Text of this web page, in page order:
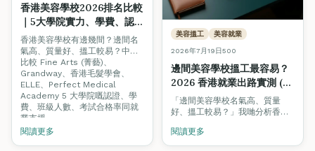
香港美容學校2026排名比較
｜5大學院實力、學費、認
證、搵工支援全面對照
香港美容學校有邊幾間？邊間名
氣高、質量好、搵工較易？中立
比較 Fine Arts (菁藝)、
Grandway、香港毛髮學會、
ELLE、Perfect Medical
Academy 5 大學院嘅認證、學
費、班級人數、考試合格率同就
業支援。
閱讀更多
美容搵工 美容就業
2026年7月19日500
邊間美容學校搵工最容易？
2026 香港就業出路實測 (附
即時招聘數據)
「邊間美容學校名氣高、質量
好、搵工較易？」我哋分析香港
主真正要求邊種認證，並比較各
學院嘅就業支援模式。
閱讀更多